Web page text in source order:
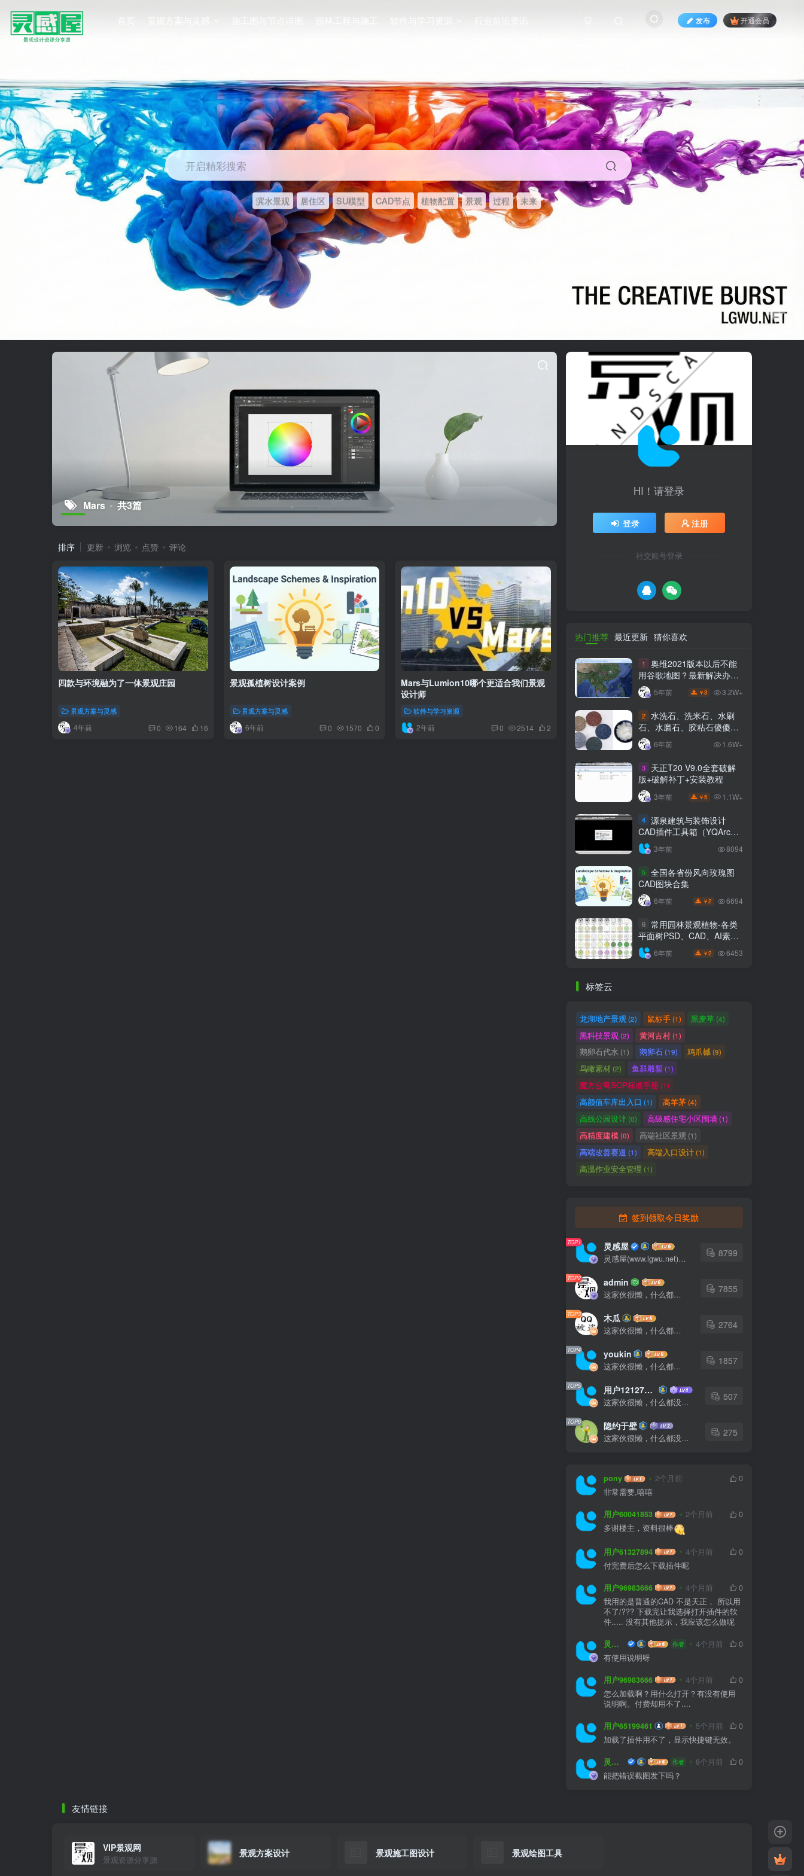
首页 景观方案与灵感 施工图与节点详图 园林工程与施工 软件与学习资源 行业前沿资讯 发布 开通会员
开启精彩搜索
滨水景观 居住区 SU模型 CAD节点 植物配置 景观 过程 未来
Mars 共3篇
排序 更新 浏览 点赞 评论
四款与环境融为了一体景观庄园
景观方案与灵感
4年前 0 164 16
景观孤植树设计案例
景观方案与灵感
6年前 0 1570 0
Mars与Lumion10哪个更适合我们景观
设计师
软件与学习资源
2年前 0 2514 2
HI！请登录
登录 注册
社交账号登录
热门推荐 最近更新 猜你喜欢
1
奥维2021版本以后不能
用谷歌地图？最新解决办法
苹果安卓电脑
5年前 ￥3 3.2W+
2 水洗石、洗米石、水刷
石、水磨石、胶粘石傻傻分
不清楚
6年前 1.6W+
3
天正T20 V9.0全套破解
版+破解补丁+安装教程
3年前 ￥5 1.1W+
4 源泉建筑与装饰设计
CAD插件工具箱（YQArch
6.7.4）
3年前 8094
5 全国各省份风向玫瑰图
CAD图块合集
6年前 ￥2 6694
6 常用园林景观植物-各类
平面树PSD、CAD、AI素材
线稿
6年前 ￥2 6453
标签云
龙湖地产景观 (2) 鼠标手(1) 黑麦草(4)
黑科技景观 (2) 黄河古村(1)
鹅卵石代水 (1) 鹅卵石(19) 鸡爪槭(9)
鸟瞰素材 (2) 鱼群雕塑 (1)
魔方公寓SOP标准手册(1)
高颜值车库出入口 (1) 高羊茅(4)
高线公园设计(0) 高级感住宅小区围墙(1)
高精度建模(0) 高端社区景观 (1)
高端改善赛道 (1) 高端入口设计(1)
高温作业安全管理 (1)
签到领取今日奖励
TOP1 灵感屋
灵感屋(www.lgwu.net)尽可能为每一位设计师提供更全面、更精致、更具有创意感的设计素材。努力成为景观设计师展示实力和互相学习的优质网络资源发布平台。
8799
TOP2 admin
这家伙很懒，什么都没有写...
7855
TOP3 木瓜
这家伙很懒，什么都没有写...
2764
TOP4 youkin
这家伙很懒，什么都没有写...
1857
TOP5 用户12127023
这家伙很懒，什么都没有写...
507
TOP6 隐约于壁
这家伙很懒，什么都没有写...
275
pony 2个月前
0
非常需要,嘻嘻
用户60041853 2个月前
0
多谢楼主，资料很棒
用户61327894 4个月前
0
付完费后怎么下载插件呢
用户96983666 4个月前
0
我用的是普通的CAD 不是天正， 所以用
不了/??? 下载完让我选择打开插件的软
件..... 没有其他提示，我应该怎么做呢
灵感屋 作者 4个月前
0
有使用说明呀
用户96983666 4个月前
0
怎么加载啊？用什么打开？有没有使用
说明啊。付费却用不了....
用户65199461 5个月前
0
加载了插件用不了，显示快捷键无效。
灵感屋 作者 8个月前
0
能把错误截图发下吗？
友情链接
VIP景观网
景观资源分享源
景观方案设计 景观施工图设计 景观绘图工具